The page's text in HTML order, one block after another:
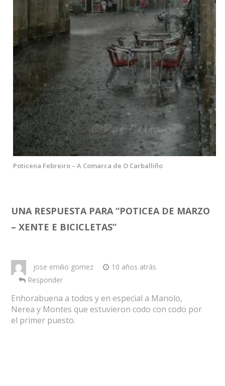
Poticena Febreiro – A Comarca de O Carballiño
UNA RESPUESTA PARA “POTICEA DE MARZO
– XENTE E BICICLETAS”
jose emilio gomez
10 años atrás
Responder
Enhorabuena a todos y en especial a Manolo,
Nerea y Montes que estuvieron codo con codo por
el primer puesto.